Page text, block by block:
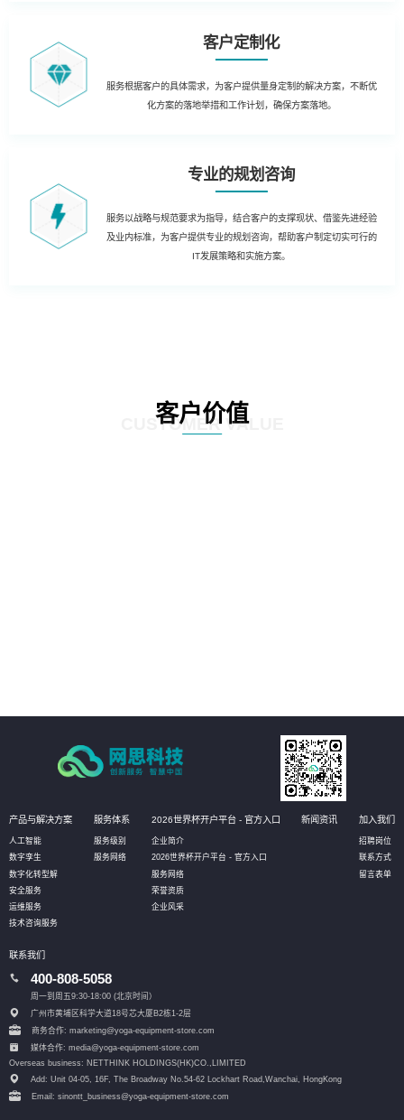
客户定制化
服务根据客户的具体需求，为客户提供量身定制的解决方案，不断优
化方案的落地举措和工作计划，确保方案落地。
专业的规划咨询
服务以战略与规范要求为指导，结合客户的支撑现状、借鉴先进经验
及业内标准，为客户提供专业的规划咨询，帮助客户制定切实可行的
IT发展策略和实施方案。
客户价值
CUSTOMER VALUE
产品与解决方案
人工智能
数字孪生
数字化转型解
安全服务
运维服务
技术咨询服务
服务体系
服务级别
服务网络
2026世界杯开户平台 - 官方入口
企业简介
2026世界杯开户平台 - 官方入口
服务网络
荣誉资质
企业风采
新闻资讯 加入我们
招聘岗位
联系方式
留言表单
联系我们
400-808-5058
周一到周五9:30-18:00 (北京时间）
广州市黄埔区科学大道18号芯大厦B2栋1-2层
商务合作: marketing@yoga-equipment-store.com
媒体合作: media@yoga-equipment-store.com
Overseas business: NETTHINK HOLDINGS(HK)CO.,LIMITED
Add: Unit 04-05, 16F, The Broadway No.54-62 Lockhart Road, Wanchai, HongKong
Email: sinontt_business@yoga-equipment-store.com